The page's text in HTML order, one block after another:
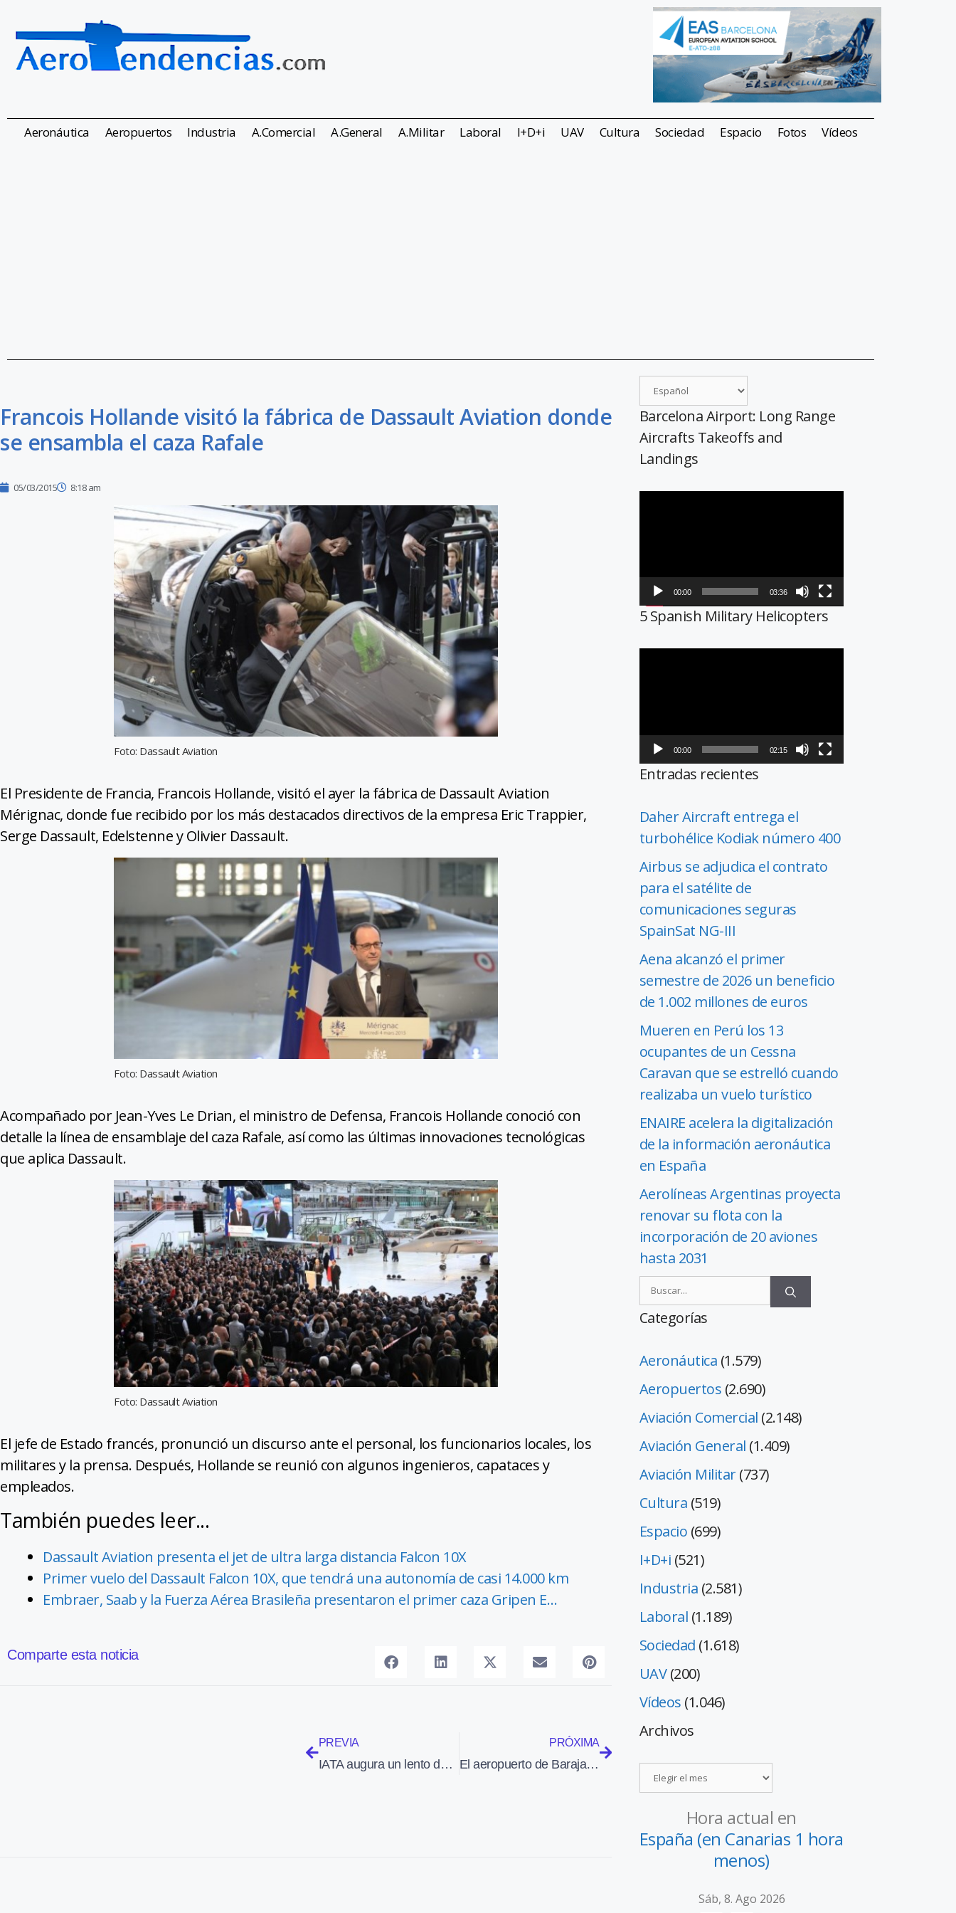
Aeronáutica Aeropuertos Industria A.Comercial A.General A.Militar Laboral I+D+i UAV Cultura Sociedad Espacio Fotos Vídeos
Francois Hollande visitó la fábrica de Dassault Aviation donde
se ensambla el caza Rafale
05/03/2015 8:18 am
Foto: Dassault Aviation
El Presidente de Francia, Francois Hollande, visitó el ayer la fábrica de Dassault Aviation
Mérignac, donde fue recibido por los más destacados directivos de la empresa Eric Trappier,
Serge Dassault, Edelstenne y Olivier Dassault.
Foto: Dassault Aviation
Acompañado por Jean-Yves Le Drian, el ministro de Defensa, Francois Hollande conoció con
detalle la línea de ensamblaje del caza Rafale, así como las últimas innovaciones tecnológicas
que aplica Dassault.
Foto: Dassault Aviation
El jefe de Estado francés, pronunció un discurso ante el personal, los funcionarios locales, los
militares y la prensa. Después, Hollande se reunió con algunos ingenieros, capataces y
empleados.
También puedes leer...
Dassault Aviation presenta el jet de ultra larga distancia Falcon 10X
Primer vuelo del Dassault Falcon 10X, que tendrá una autonomía de casi 14.000 km
Embraer, Saab y la Fuerza Aérea Brasileña presentaron el primer caza Gripen E…
Comparte esta noticia
PREVIA
IATA augura un lento despegue de la carga en 2015
PRÓXIMA
El aeropuerto de Barajas carece de preparación para atender un posible caso de ébola
Barcelona Airport: Long Range
Aircrafts Takeoffs and
Landings
00:00 03:36
5 Spanish Military Helicopters
00:00 02:15
Entradas recientes
Daher Aircraft entrega el
turbohélice Kodiak número 400
Airbus se adjudica el contrato
para el satélite de
comunicaciones seguras
SpainSat NG-III
Aena alcanzó el primer
semestre de 2026 un beneficio
de 1.002 millones de euros
Mueren en Perú los 13
ocupantes de un Cessna
Caravan que se estrelló cuando
realizaba un vuelo turístico
ENAIRE acelera la digitalización
de la información aeronáutica
en España
Aerolíneas Argentinas proyecta
renovar su flota con la
incorporación de 20 aviones
hasta 2031
Categorías
Aeronáutica (1.579)
Aeropuertos (2.690)
Aviación Comercial (2.148)
Aviación General (1.409)
Aviación Militar(737)
Cultura (519)
Espacio (699)
I+D+i (521)
Industria (2.581)
Laboral (1.189)
Sociedad (1.618)
UAV(200)
Vídeos (1.046)
Archivos
Hora actual en
España (en Canarias 1 hora
menos)